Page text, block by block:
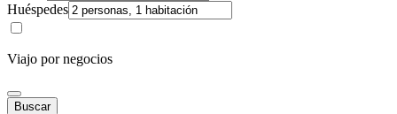
Huéspedes
Viajo por negocios
Buscar